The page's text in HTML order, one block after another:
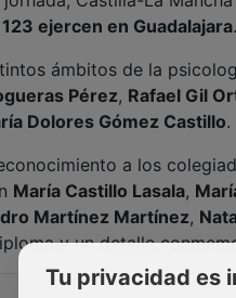
123 ejercen en Guadalajara.
ámbitos de la
Pérez, Rafael Gil
Dolores Gómez Castillo.
a los
María Castillo Lasala,
Martínez Martínez,
y un detalle
Tu privacidad es